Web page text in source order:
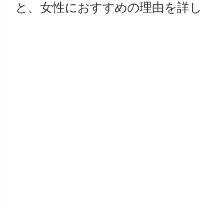
と、女性におすすめの理由を詳